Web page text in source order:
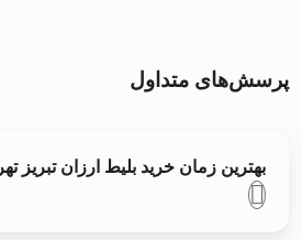
پرسش‌های متداول
بهترین زمان خرید بلیط ارزان تبریز